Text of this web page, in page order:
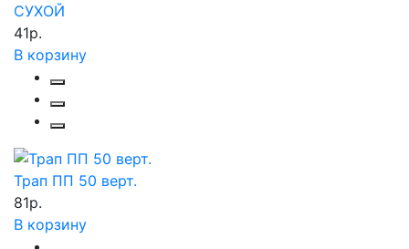
СУХОЙ
41р.
В корзину
Трап ПП 50 верт.
81р.
В корзину